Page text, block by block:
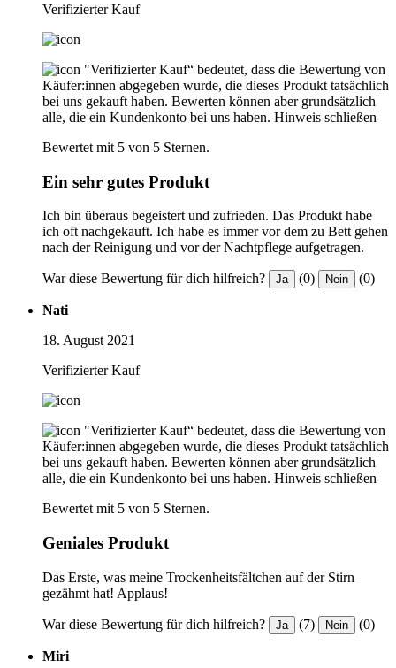
Verifizierter Kauf
"Verifizierter Kauf“ bedeutet, dass die Bewertung von
Käufer:innen abgegeben wurde, die dieses Produkt tatsächlich
bei uns gekauft haben. Bewerten können aber grundsätzlich
alle, die ein Kundenkonto bei uns haben. Hinweis schließen
Bewertet mit 5 von 5 Sternen.
Ein sehr gutes Produkt
Ich bin überaus begeistert und zufrieden. Das Produkt habe
ich oft nachgekauft. Ich habe es immer vor dem zu Bett gehen
nach der Reinigung und vor der Nachtpflege aufgetragen.
War diese Bewertung für dich hilfreich? Ja (0) Nein (0)
Nati
18. August 2021
Verifizierter Kauf
"Verifizierter Kauf“ bedeutet, dass die Bewertung von
Käufer:innen abgegeben wurde, die dieses Produkt tatsächlich
bei uns gekauft haben. Bewerten können aber grundsätzlich
alle, die ein Kundenkonto bei uns haben. Hinweis schließen
Bewertet mit 5 von 5 Sternen.
Geniales Produkt
Das Erste, was meine Trockenheitsfältchen auf der Stirn
gezähmt hat! Applaus!
War diese Bewertung für dich hilfreich? Ja (7) Nein (0)
Miri